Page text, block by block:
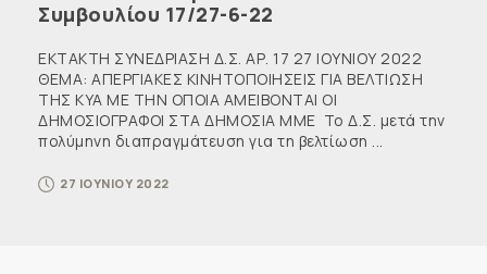
Συμβουλίου 17/27-6-22
ΕΚΤΑΚΤΗ ΣΥΝΕΔΡΙΑΣΗ Δ.Σ. ΑΡ. 17 27 ΙΟΥΝΙΟΥ 2022
ΘΕΜΑ: ΑΠΕΡΓΙΑΚΕΣ ΚΙΝΗΤΟΠΟΙΗΣΕΙΣ ΓΙΑ ΒΕΛΤΙΩΣΗ
ΤΗΣ ΚΥΑ ΜΕ ΤΗΝ ΟΠΟΙΑ ΑΜΕΙΒΟΝΤΑΙ ΟΙ
ΔΗΜΟΣΙΟΓΡΑΦΟΙ ΣΤΑ ΔΗΜΟΣΙΑ ΜΜΕ Το Δ.Σ. μετά την
πολύμηνη διαπραγμάτευση για τη βελτίωση ...
27 ΙΟΥΝΙΟΥ 2022